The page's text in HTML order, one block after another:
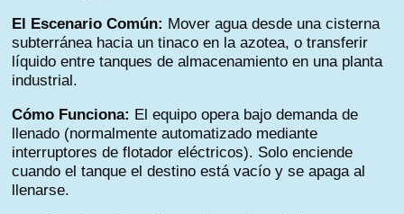
El Escenario Común: Mover agua desde una cisterna
subterránea hacia un tinaco en la azotea, o transferir
líquido entre tanques de almacenamiento en una planta
industrial.
Cómo Funciona: El equipo opera bajo demanda de
llenado (normalmente automatizado mediante
interruptores de flotador eléctricos). Solo enciende
cuando el tanque el destino está vacío y se apaga al
llenarse.